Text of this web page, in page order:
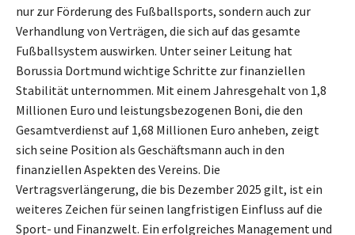
nur zur Förderung des Fußballsports, sondern auch zur
Verhandlung von Verträgen, die sich auf das gesamte
Fußballsystem auswirken. Unter seiner Leitung hat
Borussia Dortmund wichtige Schritte zur finanziellen
Stabilität unternommen. Mit einem Jahresgehalt von 1,8
Millionen Euro und leistungsbezogenen Boni, die den
Gesamtverdienst auf 1,68 Millionen Euro anheben, zeigt
sich seine Position als Geschäftsmann auch in den
finanziellen Aspekten des Vereins. Die
Vertragsverlängerung, die bis Dezember 2025 gilt, ist ein
weiteres Zeichen für seinen langfristigen Einfluss auf die
Sport- und Finanzwelt. Ein erfolgreiches Management und